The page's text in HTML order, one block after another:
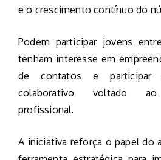
e o crescimento contínuo do
Podem participar jovens
tenham interesse em
de contatos e participar
colaborativo voltado ao
profissional.
A iniciativa reforça o papel do